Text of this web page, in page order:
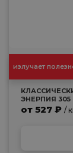
излучает
ЭНЕРПИЯ 305
от 527 ₽ /